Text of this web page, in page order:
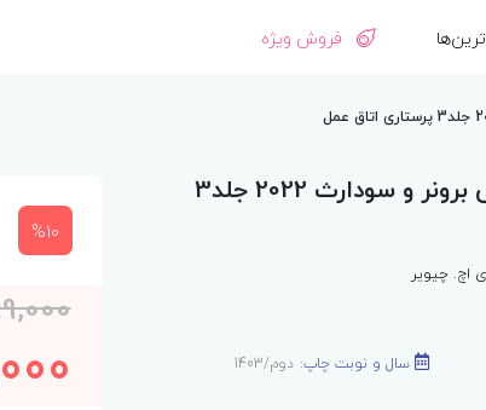
فروش ویژه
پرستاری داخلی و جراحی برونر و سودارث 2022 جلد3
اچ. چیویر
سال و نوبت چاپ: دوم/1403
%10